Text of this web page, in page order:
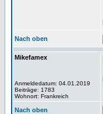
Nach oben
Mikefamex
Anmeldedatum: 04.01.2019
Beiträge: 1783
Wohnort: Frankreich
Nach oben